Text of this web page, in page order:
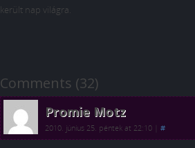
került nap világra.
Comments (32)
Promie Motz
2010. június 25. péntek at 22:10 #